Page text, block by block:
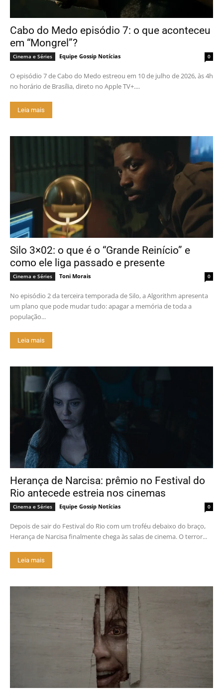
Cabo do Medo episódio 7: o que aconteceu
em “Mongrel”?
Cinema e Séries Equipe Gossip Notícias 0
O episódio 7 de Cabo do Medo estreou em 10 de julho de 2026, às 4h
no horário de Brasília, direto no Apple TV+....
Leia mais
Silo 3×02: o que é o “Grande Reinício” e
como ele liga passado e presente
Cinema e Séries Toni Morais 0
No episódio 2 da terceira temporada de Silo, a Algorithm apresenta
um plano que pode mudar tudo: apagar a memória de toda a
população...
Leia mais
Herança de Narcisa: prêmio no Festival do
Rio antecede estreia nos cinemas
Cinema e Séries Equipe Gossip Notícias 0
Depois de sair do Festival do Rio com um troféu debaixo do braço,
Herança de Narcisa finalmente chega às salas de cinema. O terror...
Leia mais